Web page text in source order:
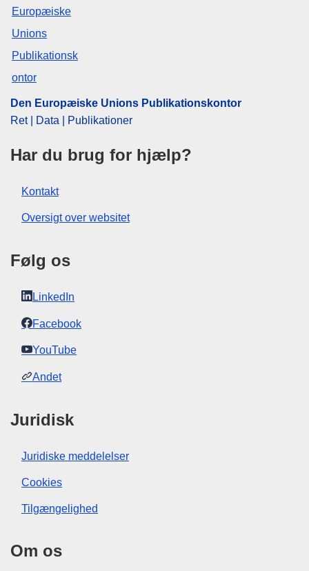
Den Europæiske Unions Publikationskontor
Ret | Data | Publikationer
Har du brug for hjælp?
Kontakt
Oversigt over websitet
Følg os
LinkedIn
Facebook
YouTube
Andet
Juridisk
Juridiske meddelelser
Cookies
Tilgængelighed
Om os